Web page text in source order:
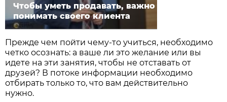
Чтобы уметь продавать, важно
понимать своего клиента
Прежде чем пойти чему-то учиться, необходимо
четко осознать: а ваше ли это желание или вы
идете на эти занятия, чтобы не отставать от
друзей? В потоке информации необходимо
отбирать только то, что вам действительно
нужно.